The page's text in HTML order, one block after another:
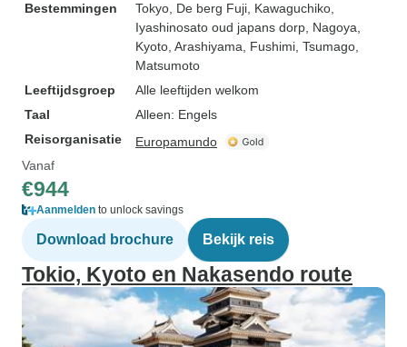
Bestemmingen
Tokyo , De berg Fuji , Kawaguchiko
Iyashinosato oud japans dorp , Nagoya
Kyoto , Arashiyama , Fushimi , Tsumago
Matsumoto
Leeftijdsgroep
Alle leeftijden welkom
Taal
Alleen: Engels
Reisorganisatie
Europamundo
Vanaf
€944
Aanmelden to unlock savings
Download brochure Bekijk reis
Tokio, Kyoto en Nakasendo route